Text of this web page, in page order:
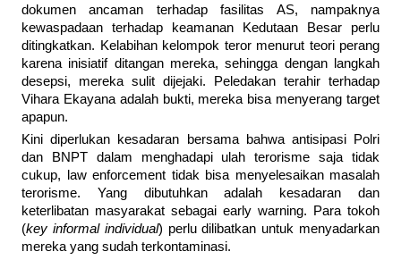
dokumen ancaman terhadap fasilitas AS, nampaknya
kewaspadaan terhadap keamanan Kedutaan Besar perlu
ditingkatkan. Kelabihan kelompok teror menurut teori perang
karena inisiatif ditangan mereka, sehingga dengan langkah
desepsi, mereka sulit dijejaki. Peledakan terahir terhadap
Vihara Ekayana adalah bukti, mereka bisa menyerang target
apapun.
Kini diperlukan kesadaran bersama bahwa antisipasi Polri
dan BNPT dalam menghadapi ulah terorisme saja tidak
cukup, law enforcement tidak bisa menyelesaikan masalah
terorisme. Yang dibutuhkan adalah kesadaran dan
keterlibatan masyarakat sebagai early warning. Para tokoh
(key informal individual) perlu dilibatkan untuk menyadarkan
mereka yang sudah terkontaminasi.